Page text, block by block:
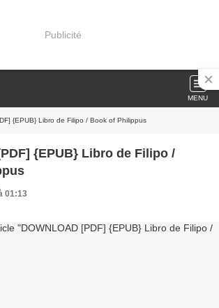
Publicité
MENU
{EPUB} Libro de Filipo / Book of Philippus
{EPUB} Libro de Filipo /
01:13